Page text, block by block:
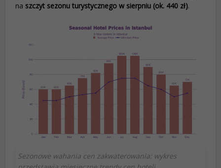
na szczyt sezonu turystycznego w sierpniu (ok. 440 zł).
Sezonowe wahania cen zakwaterowania: wykres